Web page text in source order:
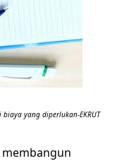
yang diperlukan-EKRUT